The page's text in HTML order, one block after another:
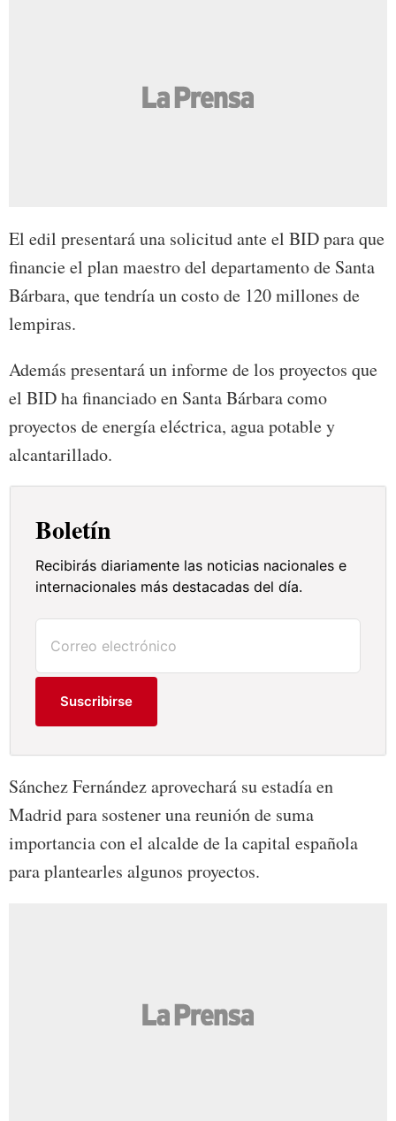
El edil presentará una solicitud ante el BID para que
financie el plan maestro del departamento de Santa
Bárbara, que tendría un costo de 120 millones de
lempiras.
Además presentará un informe de los proyectos que
el BID ha financiado en Santa Bárbara como
proyectos de energía eléctrica, agua potable y
alcantarillado.
Boletín
Recibirás diariamente las noticias nacionales e
internacionales más destacadas del día.
Suscribirse
Sánchez Fernández aprovechará su estadía en
Madrid para sostener una reunión de suma
importancia con el alcalde de la capital española
para plantearles algunos proyectos.